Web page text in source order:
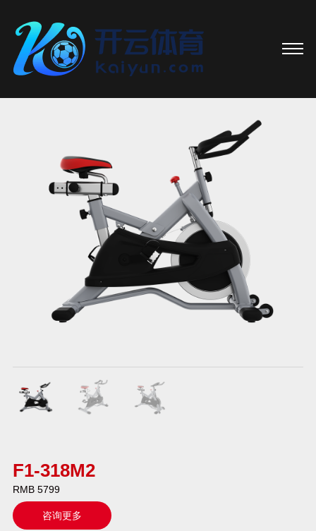
F1-318M2
RMB 5799
咨询更多